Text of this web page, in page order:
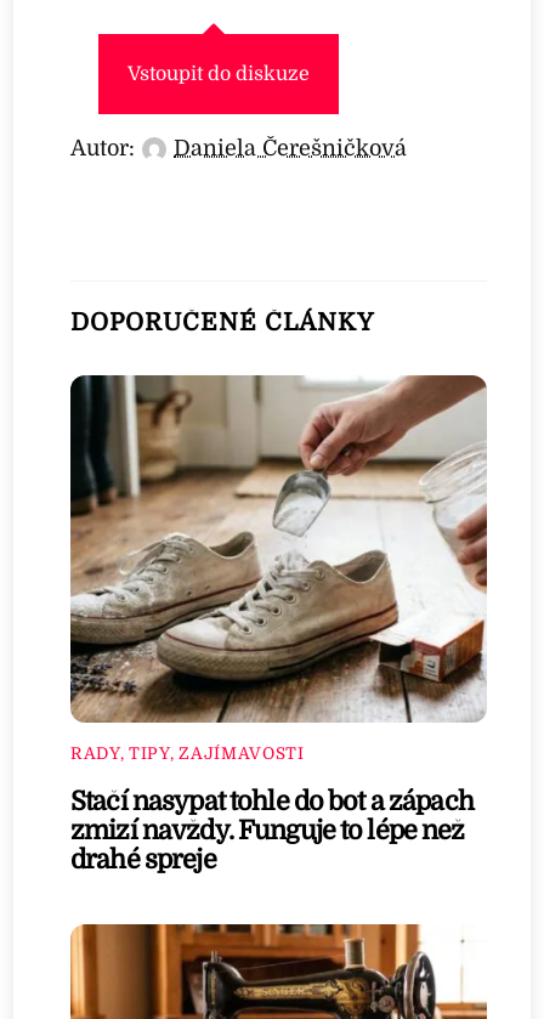
Vstoupit do diskuze
Autor: Daniela Čerešničková
DOPORUČENÉ ČLÁNKY
RADY, TIPY, ZAJÍMAVOSTI
Stačí nasypat tohle do bot a zápach
zmizí navždy. Funguje to lépe než
drahé spreje